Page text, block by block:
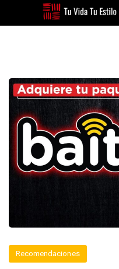
Recomendaciones